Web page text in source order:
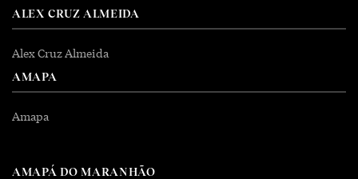
ALEX CRUZ ALMEIDA
Alex Cruz Almeida
AMAPA
Amapa
AMAPÁ DO MARANHÃO